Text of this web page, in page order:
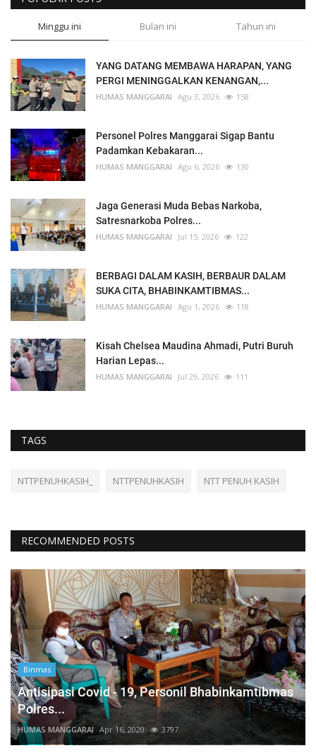
Minggu ini Bulan ini Tahun ini
YANG DATANG MEMBAWA HARAPAN, YANG
PERGI MENINGGALKAN KENANGAN,...
HUMAS MANGGARAI Agu 3, 2026 158
Personel Polres Manggarai Sigap Bantu
Padamkan Kebakaran...
HUMAS MANGGARAI Agu 6, 2026 130
Jaga Generasi Muda Bebas Narkoba,
Satresnarkoba Polres...
HUMAS MANGGARAI Jul 15, 2026 122
BERBAGI DALAM KASIH, BERBAUR DALAM
SUKA CITA, BHABINKAMTIBMAS...
HUMAS MANGGARAI Agu 1, 2026 118
Kisah Chelsea Maudina Ahmadi, Putri Buruh
Harian Lepas...
HUMAS MANGGARAI Jul 29, 2026 111
TAGS
NTTPENUHKASIH_ NTTPENUHKASIH NTT PENUH KASIH
RECOMMENDED POSTS
Binmas
Antisipasi Covid - 19, Personil Bhabinkamtibmas
Polres...
HUMAS MANGGARAI Apr 16, 2020 3797